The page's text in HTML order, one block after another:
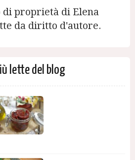
di proprietà di Elena
da diritto d'autore.
lette del blog